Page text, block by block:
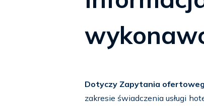
Dotyczy Zapytania
zakresie świadczenia usługi